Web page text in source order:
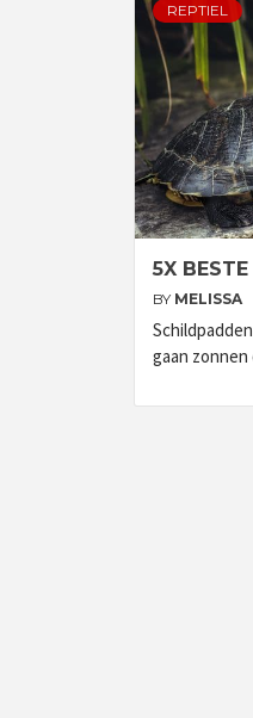
REPTIEL
5X
BY MELISSA
gaan